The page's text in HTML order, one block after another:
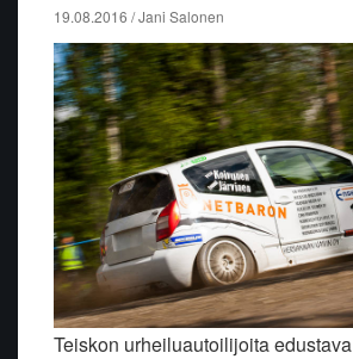
19.08.2016 / Jani Salonen
Teiskon urheiluautoilijoita edustava